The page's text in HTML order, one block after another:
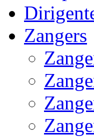
Zangers